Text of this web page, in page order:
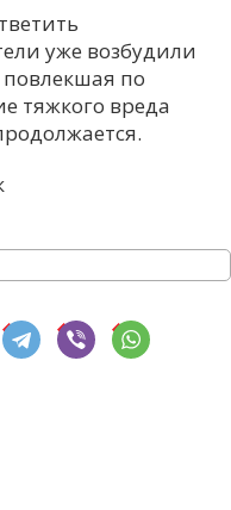
Я
уже возбудили
повлекшая по
тяжкого вреда